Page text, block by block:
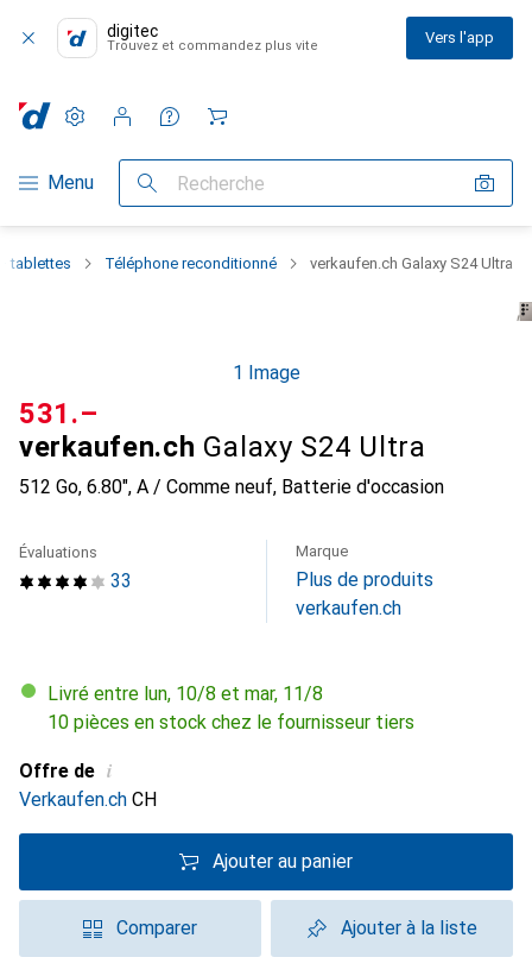
digitec
Trouvez et commandez plus vite Vers l'app
Navigation par catégorie
Menu Recherche
Paramètres
Compte client
Listes de comparaison
Listes d'envies
Panier
tablettes Téléphone reconditionné verkaufen.ch Galaxy S24 Ultra
1 Image
verkaufen.ch Galaxy S24 Ultra
512 Go, 6.80", A / Comme neuf, Batterie d'occasion
CHF
531.–
33
Évaluations Marque
Plus de produits
verkaufen.ch
Livré entre lun, 10/8 et mar, 11/8
10 pièces en stock chez le fournisseur tiers
Offre de i
Verkaufen.ch CH
Ajouter au panier
Comparer Ajouter à la liste